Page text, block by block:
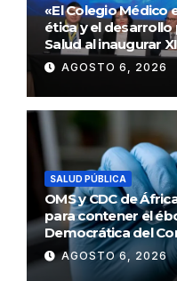
«El Colegio Médico
ética y el
Salud al inaugurar
AGOSTO 6, 2026
SALUD PÚBLICA
OMS y CDC de
para contener el
Democrática del
AGOSTO 6, 2026